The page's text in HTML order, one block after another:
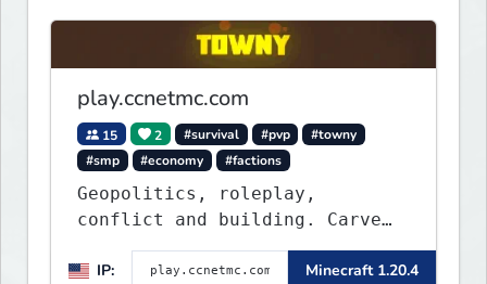
play.ccnetmc.com
15 2 #survival #pvp
#towny
#smp
#economy #factions
Geopolitics, roleplay,
conflict and building. Carve
out your own story on a 1:1000
map of Earth using tanks,
IP: Minecraft 1.20.4